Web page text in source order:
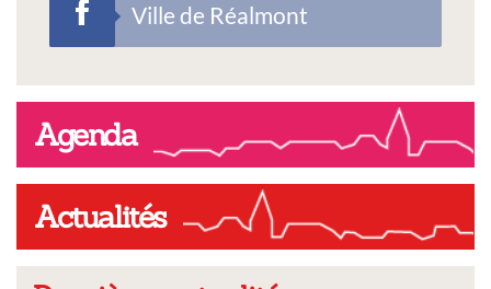
Ville de Réalmont
Agenda
Actualités